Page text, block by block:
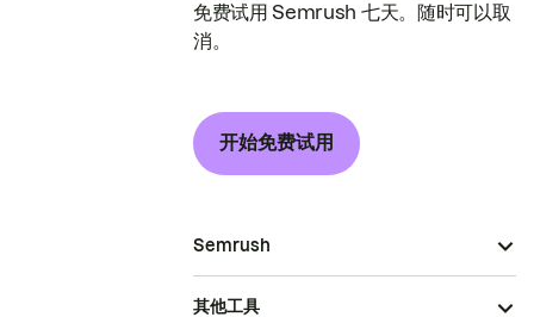
免费试用 Semrush 七天。随时可以取
消。
开始免费试用
Semrush
其他工具